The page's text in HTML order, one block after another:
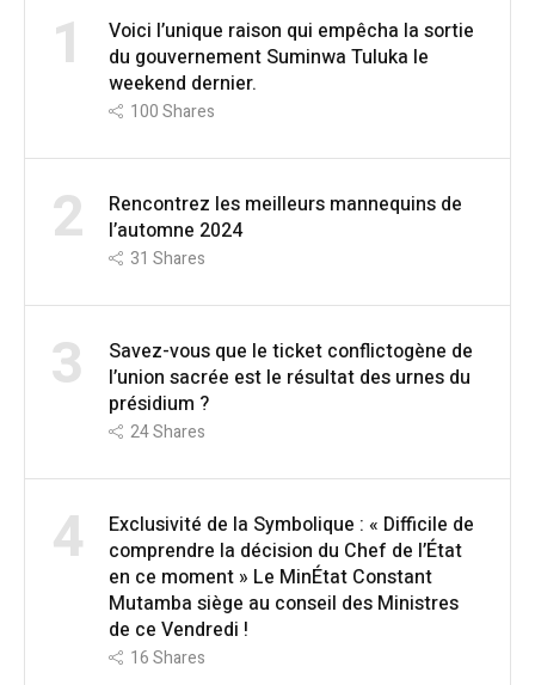
1
Voici l’unique raison qui empêcha la sortie
du gouvernement Suminwa Tuluka le
weekend dernier.
100Shares
2
Rencontrez les meilleurs mannequins de
l’automne 2024
31 Shares
3
Savez-vous que le ticket conflictogène de
l’union sacrée est le résultat des urnes du
présidium ?
24Shares
4
Exclusivité de la Symbolique : « Difficile de
comprendre la décision du Chef de l’État
en ce moment » Le MinÉtat Constant
Mutamba siège au conseil des Ministres
de ce Vendredi !
16Shares